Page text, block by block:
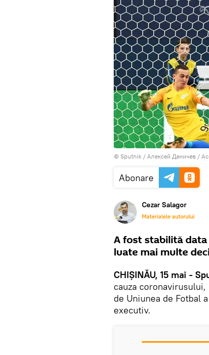
© Sputnik / Алексей Даничев /
Abonare
Cezar Salagor
Materialele autorului
A fost stabilită data
luate mai multe
CHIȘINĂU, 15 mai -
cauza
de Uniunea de Fotbal
executiv.